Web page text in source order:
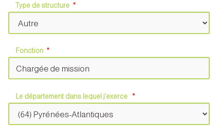
Type de structure
Fonction
Le département dans lequel j'exerce